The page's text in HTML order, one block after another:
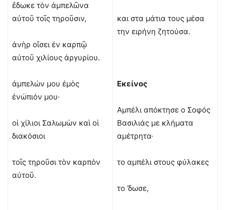
ἔδωκε τὸν ἀμπελῶνα
αὐτοῦ τοῖς τηροῦσιν,
ἀνὴρ οἴσει ἐν καρπῷ
αὐτοῦ χιλίους ἀργυρίου.
ἀμπελών μου ἐμὸς
ἐνώπιόν μου·
οἱ χίλιοι Σαλωμὼν καὶ οἱ
διακόσιοι
τοῖς τηροῦσι τὸν καρπὸν
αὐτοῦ.
και στα μάτια τους μέσα
την ειρήνη ζητούσα.
Εκείνος
Αμπέλι απόκτησε ο Σοφός
Βασιλιάς με κλήματα
αμέτρητα·
το αμπέλι στους φύλακες
το ’δωσε,